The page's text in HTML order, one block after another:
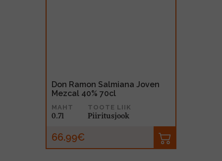
Don Ramon Salmiana Joven
Mezcal 40% 70cl
MAHT
0.7l
TOOTE LIIK
Piiritusjook
66.99€